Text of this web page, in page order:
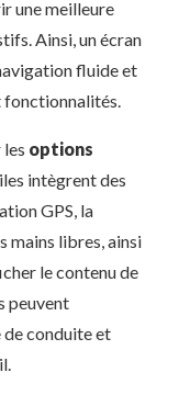
une meilleure
Ainsi, un écran
fluide et
fonctionnalités.
les options
intègrent des
GPS, la
mains libres, ainsi
le contenu de
peuvent
conduite et